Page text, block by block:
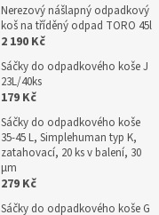
Nerezový nášlapný odpadkový
koš na tříděný odpad TORO 45l
2 190 Kč
Sáčky do odpadkového koše J
23L/40ks
179 Kč
Sáčky do odpadkového koše
35-45 L, Simplehuman typ K,
zatahovací, 20 ks v balení, 30
µm
279 Kč
Sáčky do odpadkového koše G